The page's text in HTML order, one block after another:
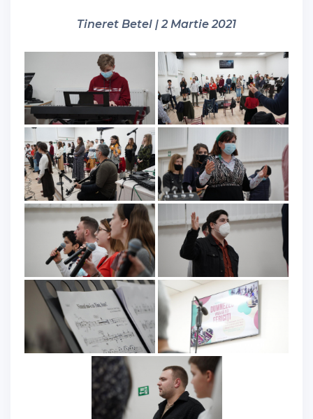
Tineret Betel | 2 Martie 2021